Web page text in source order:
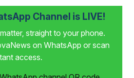
Channel is LIVE!
straight to your phone.
on WhatsApp or scan
access.